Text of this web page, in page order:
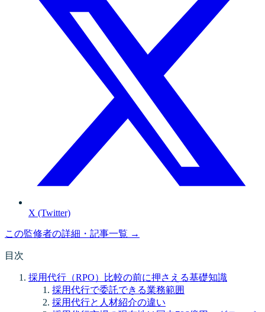
X (Twitter)
この監修者の詳細・記事一覧 →
目次
採用代行（RPO）比較の前に押さえる基礎知識
採用代行で委託できる業務範囲
採用代行と人材紹介の違い